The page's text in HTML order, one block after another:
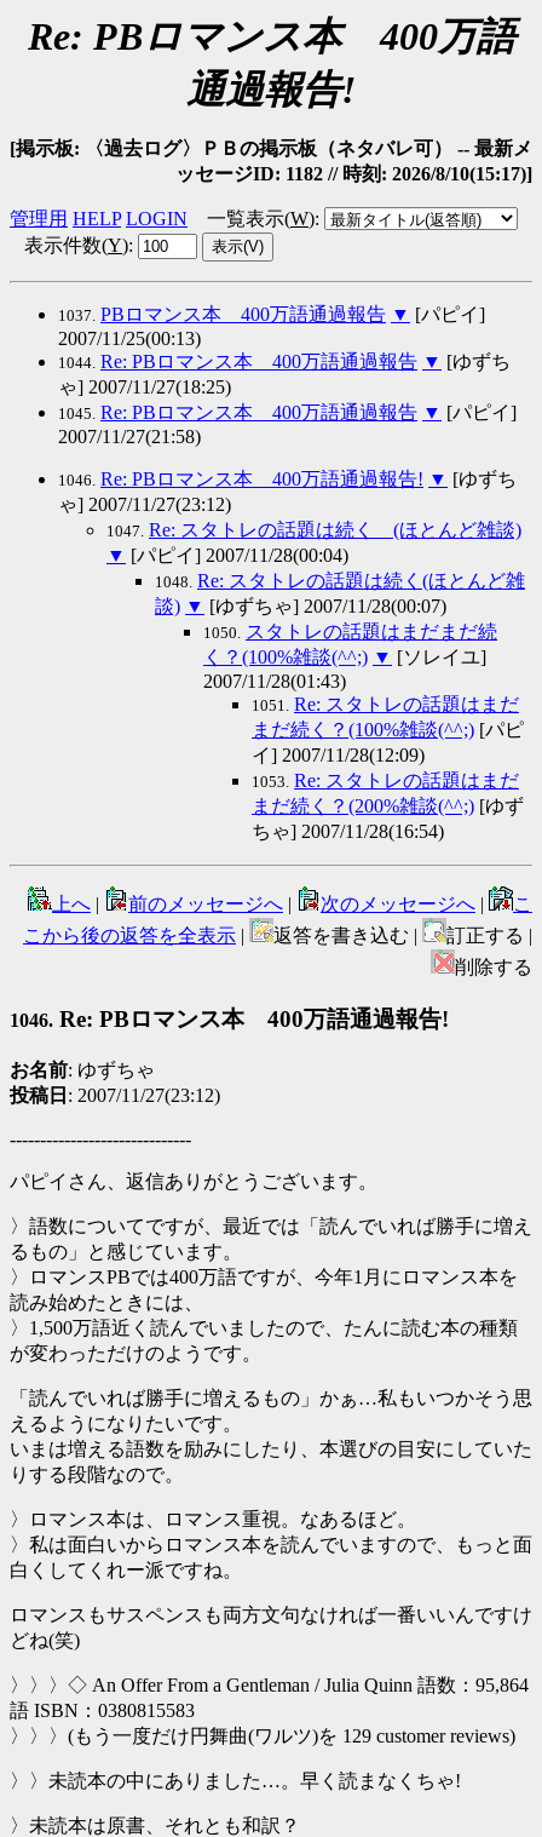
Re: PBロマンス本 400万語
通過報告!
[掲示板: 〈過去ログ〉ＰＢの掲示板（ネタバレ可） -- 最新メ
ッセージID: 1182 // 時刻: 2026/8/10(15:17)]
管理用 HELP LOGIN 一覧表示(W):
表示件数(Y):
1037. PBロマンス本 400万語通過報告 ▼ [パピイ]
2007/11/25(00:13)
1044. Re: PBロマンス本 400万語通過報告 ▼ [ゆずち
ゃ] 2007/11/27(18:25)
1045. Re: PBロマンス本 400万語通過報告 ▼ [パピイ]
2007/11/27(21:58)
1046. Re: PBロマンス本 400万語通過報告! ▼ [ゆずち
ゃ] 2007/11/27(23:12)
1047. Re: スタトレの話題は続く (ほとんど雑談)
▼ [パピイ] 2007/11/28(00:04)
1048. Re: スタトレの話題は続く(ほとんど雑
談) ▼ [ゆずちゃ] 2007/11/28(00:07)
1050.
スタトレの話題はまだまだ続
く？(100%雑談(^^;) ▼ [ソレイユ]
2007/11/28(01:43)
1051.
Re: スタトレの話題はまだ
まだ続く？(100%雑談(^^;) [パピ
イ] 2007/11/28(12:09)
1053. Re: スタトレの話題はまだ
まだ続く？(200%雑談(^^;) [ゆず
ちゃ] 2007/11/28(16:54)
上へ | 前のメッセージへ | 次のメッセージへ |
こ
こから後の返答を全表示 | 返答を書き込む |
訂正する |
削除する
1046. Re: PBロマンス本 400万語通過報告!
お名前: ゆずちゃ
投稿日 : 2007/11/27(23:12)
------------------------------
パピイさん、返信ありがとうございます。
〉語数についてですが、最近では「読んでいれば勝手に増え
るもの」と感じています。
〉ロマンスPBでは400万語ですが、今年1月にロマンス本を
読み始めたときには、
〉1,500万語近く読んでいましたので、たんに読む本の種類
が変わっただけのようです。
「読んでいれば勝手に増えるもの」かぁ…私もいつかそう思
えるようになりたいです。
いまは増える語数を励みにしたり、本選びの目安にしていた
りする段階なので。
〉ロマンス本は、ロマンス重視。なあるほど。
〉私は面白いからロマンス本を読んでいますので、もっと面
白くしてくれー派ですね。
ロマンスもサスペンスも両方文句なければ一番いいんですけ
どね(笑)
〉〉〉◇ An Offer From a Gentleman / Julia Quinn 語数：95,864
語 ISBN：0380815583
〉〉〉(もう一度だけ円舞曲(ワルツ)を 129 customer reviews)
〉〉未読本の中にありました…。早く読まなくちゃ!
〉未読本は原書、それとも和訳？